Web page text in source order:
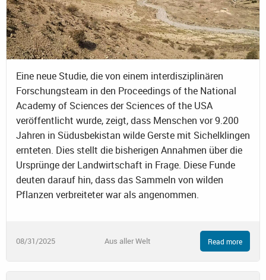
Eine neue Studie, die von einem interdisziplinären
Forschungsteam in den Proceedings of the National
Academy of Sciences der Sciences of the USA
veröffentlicht wurde, zeigt, dass Menschen vor 9.200
Jahren in Südusbekistan wilde Gerste mit Sichelklingen
ernteten. Dies stellt die bisherigen Annahmen über die
Ursprünge der Landwirtschaft in Frage. Diese Funde
deuten darauf hin, dass das Sammeln von wilden
Pflanzen verbreiteter war als angenommen.
08/31/2025 Aus aller Welt Read more